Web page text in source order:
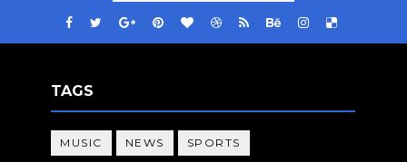
TAGS
MUSIC NEWS SPORTS